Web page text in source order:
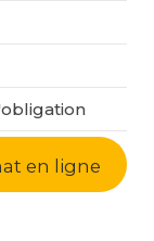
en ligne